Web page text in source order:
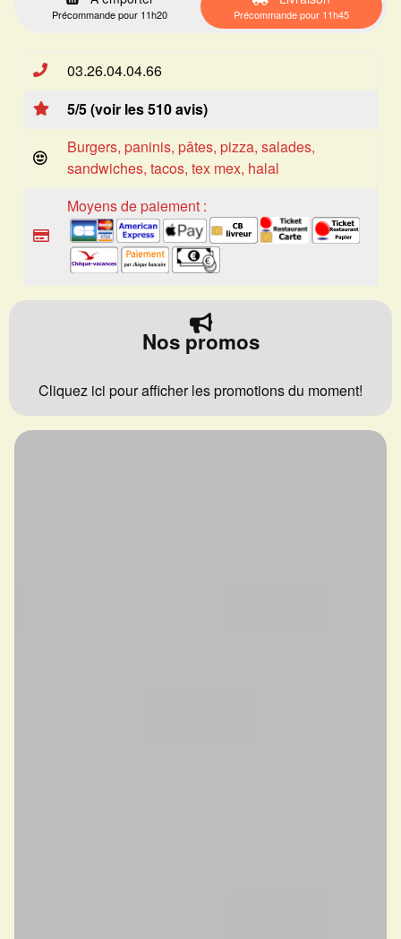
Précommande pour 11h20 Précommande pour 11h45
03.26.04.04.66
5/5 (voir les 510 avis)
Burgers, paninis, pâtes, pizza, salades,
sandwiches, tacos, tex mex, halal
Moyens de paiement :
Nos promos
Cliquez ici pour afficher les promotions du moment!